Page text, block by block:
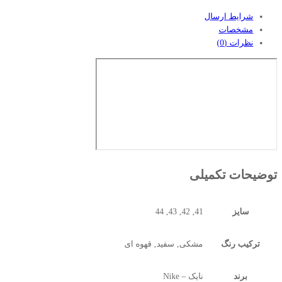
شرایط ارسال
مشخصات
نظرات (0)
توضیحات تکمیلی
سایز 41, 42, 43, 44
ترکیب رنگ مشکی, سفید, قهوه ای
برند نایک – Nike